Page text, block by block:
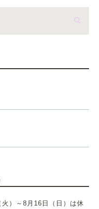
火）～8月16日（日）は休